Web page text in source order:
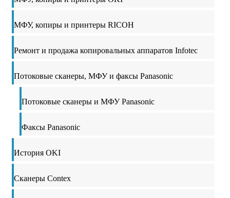
МФУ, копиры и принтеры RICOH
Ремонт и продажа копировальных аппаратов Infotec
Потоковые сканеры, МФУ и факсы Panasonic
Потоковые сканеры и МФУ Panasonic
Факсы Panasonic
История OKI
Сканеры Contex